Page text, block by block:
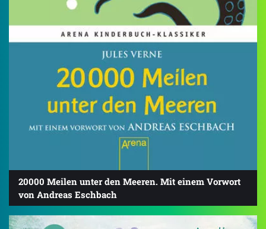
20000 Meilen unter den Meeren. Mit einem Vorwort
von Andreas Eschbach